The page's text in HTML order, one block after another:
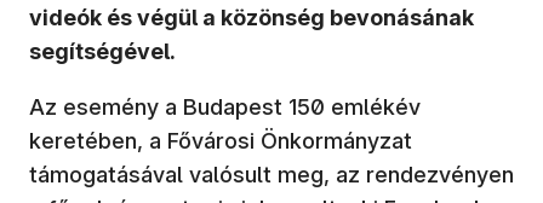
videók és végül a közönség bevonásának
segítségével.
Az esemény a Budapest 150 emlékév
keretében, a Fővárosi Önkormányzat
támogatásával valósult meg, az rendezvényen